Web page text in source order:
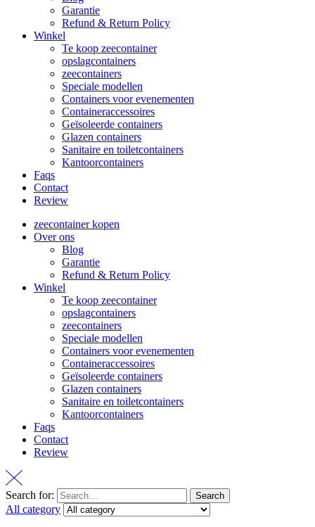
Garantie
Refund & Return Policy
Winkel
Te koop zeecontainer​
opslagcontainers
zeecontainers
Speciale modellen
Containers voor evenementen
Containeraccessoires
Geïsoleerde containers
Glazen containers
Sanitaire en toiletcontainers
Kantoorcontainers
Faqs
Contact
Review
zeecontainer kopen
Over ons
Blog
Garantie
Refund & Return Policy
Winkel
Te koop zeecontainer​
opslagcontainers
zeecontainers
Speciale modellen
Containers voor evenementen
Containeraccessoires
Geïsoleerde containers
Glazen containers
Sanitaire en toiletcontainers
Kantoorcontainers
Faqs
Contact
Review
Search for: Search
All category